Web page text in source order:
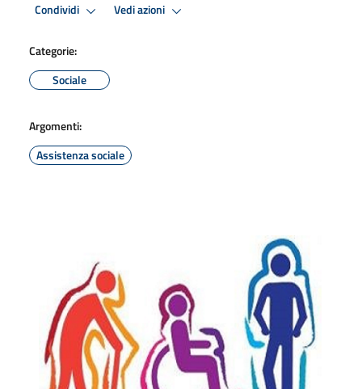
Condividi Vedi azioni
Categorie:
Sociale
Argomenti:
Assistenza sociale